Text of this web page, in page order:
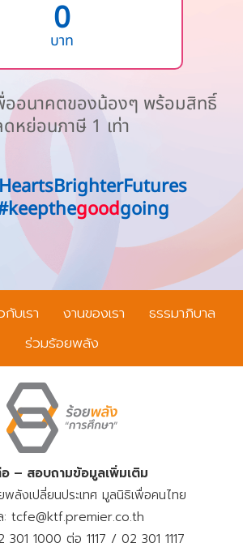
0
บาท
ออนาคตของน้องๆ พร้อมสิทธิ์
หย่อนภาษี 1 เท่า
goodgoing
กับเรา งานของเรา
ธรรมาภิบาล
ร่วมร้อยพลัง
– สอบถามข้อมูลเพิ่มเติม
พลังเปลี่ยนประเทศ มูลนิธิเพื่อคนไทย
: tcfe@ktf.premier.co.th
301 1000 ต่อ 1117 / 02 301 1117